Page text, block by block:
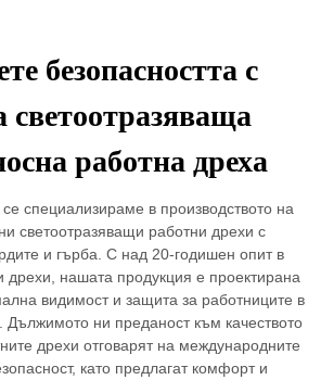
безопасността с
светоотразяваща
работна дреха
специализираме в производството на
светоотразяващи работни дрехи с
и гърба. С над 20-годишен опит в
дрехи, нашата продукция е проектирана
видимост и защита за работниците в
Дължимото ни преданост към качеството
дрехи отговарят на международните
като предлагат комфорт и